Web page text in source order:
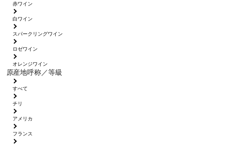
赤ワイン
白ワイン
スパークリングワイン
ロゼワイン
オレンジワイン
原産地呼称／等級
すべて
チリ
アメリカ
フランス